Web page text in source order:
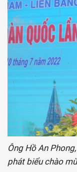
Ông Hồ An
phát biểu chào